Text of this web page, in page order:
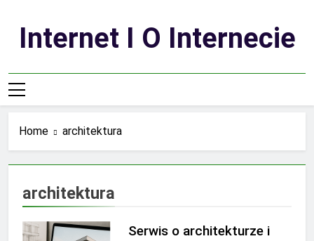
contentInternet I O Internecie
Home architektura
architektura
Serwis o architekturze i